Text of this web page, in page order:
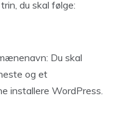
du skal følge:
Du skal
og et
installere WordPress.